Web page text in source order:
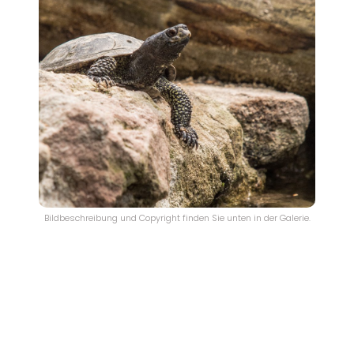
Bildbeschreibung und Copyright finden Sie unten in der Galerie.